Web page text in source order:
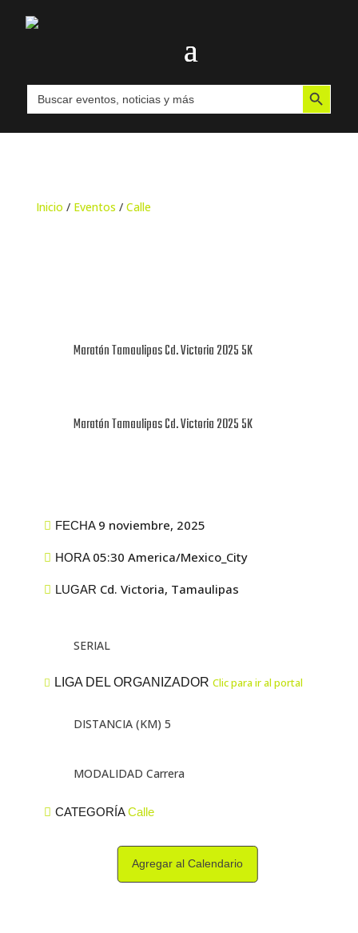
Buscar: Botón de búsqueda
Inicio / Eventos / Calle
Maratón Tamaulipas Cd. Victoria 2025 5K
Maratón Tamaulipas Cd. Victoria 2025 5K
FECHA 9 noviembre, 2025
HORA 05:30 America/Mexico_City
LUGAR Cd. Victoria, Tamaulipas
SERIAL
LIGA DEL ORGANIZADOR Clic para ir al portal
DISTANCIA (KM) 5
MODALIDAD Carrera
CATEGORÍACalle
Agregar al Calendario